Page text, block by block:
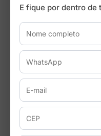
E fique por dentro de